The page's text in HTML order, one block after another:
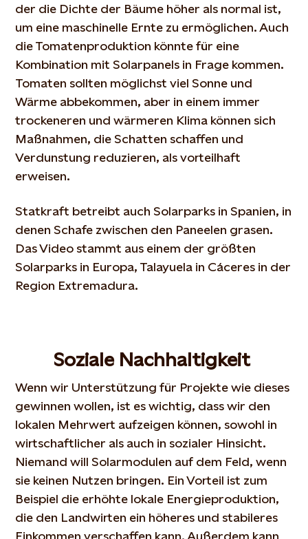
der die Dichte der Bäume höher als normal ist,
um eine maschinelle Ernte zu ermöglichen. Auch
die Tomatenproduktion könnte für eine
Kombination mit Solarpanels in Frage kommen.
Tomaten sollten möglichst viel Sonne und
Wärme abbekommen, aber in einem immer
trockeneren und wärmeren Klima können sich
Maßnahmen, die Schatten schaffen und
Verdunstung reduzieren, als vorteilhaft
erweisen.
Statkraft betreibt auch Solarparks in Spanien, in
denen Schafe zwischen den Paneelen grasen.
Das Video stammt aus einem der größten
Solarparks in Europa, Talayuela in Cáceres in der
Region Extremadura.
Soziale Nachhaltigkeit
Wenn wir Unterstützung für Projekte wie dieses
gewinnen wollen, ist es wichtig, dass wir den
lokalen Mehrwert aufzeigen können, sowohl in
wirtschaftlicher als auch in sozialer Hinsicht.
Niemand will Solarmodulen auf dem Feld, wenn
sie keinen Nutzen bringen. Ein Vorteil ist zum
Beispiel die erhöhte lokale Energieproduktion,
die den Landwirten ein höheres und stabileres
Einkommen verschaffen kann. Außerdem kann